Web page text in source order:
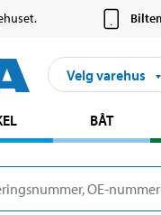
Velg varehus
BÅT